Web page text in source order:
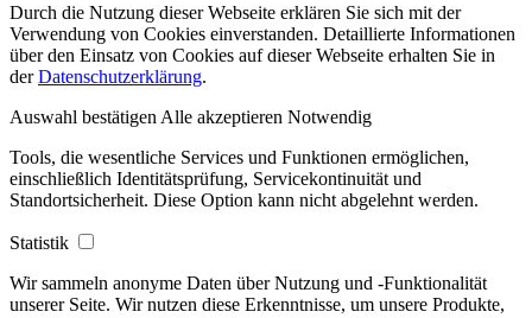
Durch die Nutzung dieser Webseite erklären Sie sich mit der
Verwendung von Cookies einverstanden. Detaillierte Informationen
über den Einsatz von Cookies auf dieser Webseite erhalten Sie in
derDatenschutzerklärung.
Auswahl bestätigen Alle akzeptieren Notwendig
Tools, die wesentliche Services und Funktionen ermöglichen,
einschließlich Identitätsprüfung, Servicekontinuität und
Standortsicherheit. Diese Option kann nicht abgelehnt werden.
Statistik
Wir sammeln anonyme Daten über Nutzung und -Funktionalität
unserer Seite. Wir nutzen diese Erkenntnisse, um unsere Produkte,